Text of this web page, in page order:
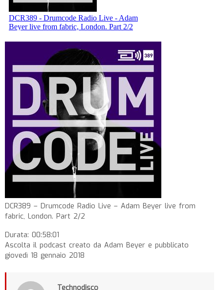
DCR389 – Drumcode Radio Live – Adam Beyer live from
fabric, London. Part 2/2
Durata: 00:58:01
Ascolta il podcast creato da Adam Beyer e pubblicato
giovedì 18 gennaio 2018
Technodisco